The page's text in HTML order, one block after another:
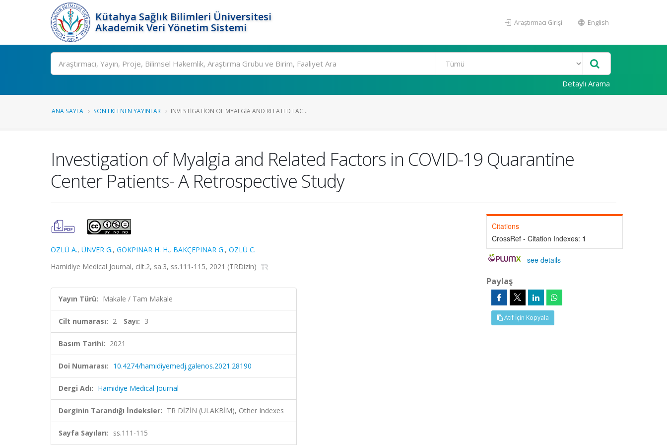
Kütahya Sağlık Bilimleri Üniversitesi
Akademik Veri Yönetim Sistemi
Araştırmacı Girişi English
Ara
Detaylı Arama
ANA SAYFA SON EKLENEN YAYINLAR INVESTIGATION OF MYALGIA AND RELATED FAC...
Investigation of Myalgia and Related Factors in COVID-19 Quarantine
Center Patients- A Retrospective Study
ÖZLÜ A., ÜNVER G., GÖKPINAR H. H., BAKÇEPINAR G., ÖZLÜ C.
Hamidiye Medical Journal, cilt.2, sa.3, ss.111-115, 2021 (TRDizin)
Yayın Türü: Makale / Tam Makale
Cilt numarası: 2 Sayı: 3
Basım Tarihi: 2021
Doi Numarası: 10.4274/hamidiyemedj.galenos.2021.28190
Dergi Adı: Hamidiye Medical Journal
Derginin Tarandığı İndeksler: TR DİZİN (ULAKBİM), Other Indexes
Sayfa Sayıları: ss.111-115
Citations
CrossRef - Citation Indexes: 1
-see details
Paylaş
Atıf İçin Kopyala